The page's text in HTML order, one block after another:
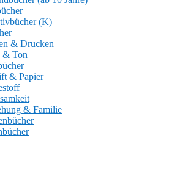
(K)
& Drucken
& Ton
& Papier
& Familie